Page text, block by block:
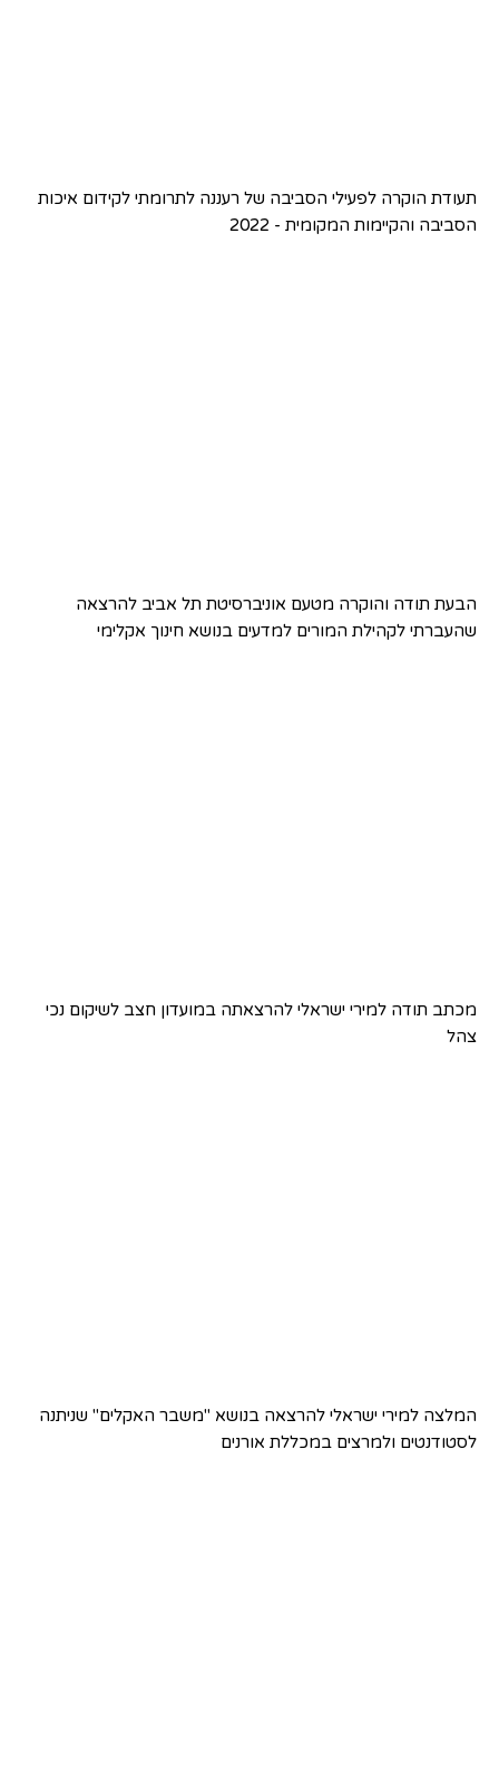
תעודת הוקרה לפעילי הסביבה של רעננה לתרומתי לקידום איכות
הסביבה והקיימות המקומית - 2022
הבעת תודה והוקרה מטעם אוניברסיטת תל אביב להרצאה
שהעברתי לקהילת המורים למדעים בנושא חינוך אקלימי
מכתב תודה למירי ישראלי להרצאתה במועדון חצב לשיקום נכי
צהל
המלצה למירי ישראלי להרצאה בנושא "משבר האקלים" שניתנה
לסטודנטים ולמרצים במכללת אורנים